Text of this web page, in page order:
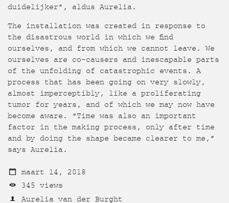
duidelijker”, aldus Aurelia.
The installation was created in response to
the disastrous world in which we find
ourselves, and from which we cannot leave. We
ourselves are co-causers and inescapable parts
of the unfolding of catastrophic events. A
process that has been going on very slowly,
almost imperceptibly, like a proliferating
tumor for years, and of which we may now have
become aware. “Time was also an important
factor in the making process, only after time
and by doing the shape became clearer to me,”
says Aurelia.
maart 14, 2018
345 views
Aurelia van der Burght